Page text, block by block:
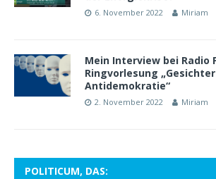
6. November 2022 Miriam
Mein Interview bei Radio
Ringvorlesung
Antidemokratie“
2. November 2022 Miriam
POLITICUM, DAS: